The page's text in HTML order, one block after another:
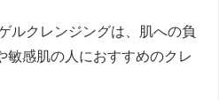
ルクレンジングは、肌への負
敏感肌の人におすすめのクレ